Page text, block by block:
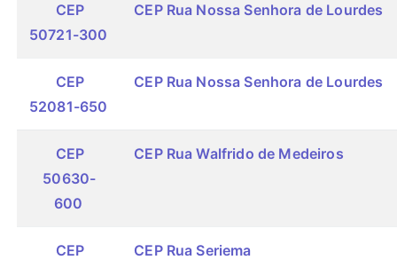
CEP
50721-300
CEP Rua Nossa Senhora de Lourdes
CEP
52081-650
CEP Rua Nossa Senhora de Lourdes
CEP
50630-
600
CEP Rua Walfrido de Medeiros
CEP
CEP Rua Seriema